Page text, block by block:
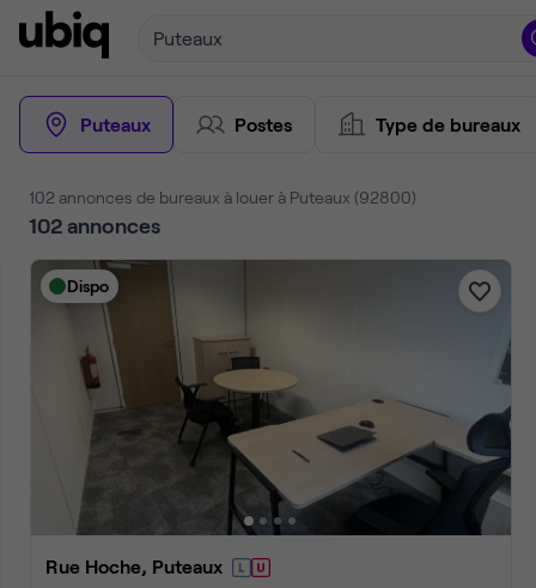
Puteaux
Puteaux Postes Type de bureaux
102 annonces de bureaux à louer à Puteaux (92800)
102 annonces